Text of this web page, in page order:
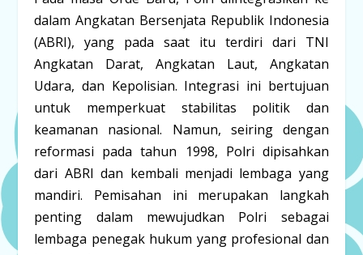
dalam Angkatan Bersenjata Republik Indonesia
(ABRI), yang pada saat itu terdiri dari TNI
Angkatan Darat, Angkatan Laut, Angkatan
Udara, dan Kepolisian. Integrasi ini bertujuan
untuk memperkuat stabilitas politik dan
keamanan nasional. Namun, seiring dengan
reformasi pada tahun 1998, Polri dipisahkan
dari ABRI dan kembali menjadi lembaga yang
mandiri. Pemisahan ini merupakan langkah
penting dalam mewujudkan Polri sebagai
lembaga penegak hukum yang profesional dan